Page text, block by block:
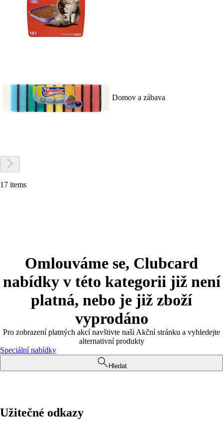
Domov a zábava
17 items
Omlouváme se, Clubcard
nabídky v této kategorii již není
platná, nebo je již zboží
vyprodáno
Pro zobrazení platných akcí navštivte naši Akční stránku a vyhledejte
alternativní produkty
Speciální nabídky
Hledat
Užitečné odkazy